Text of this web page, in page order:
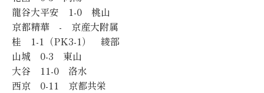
龍谷大平安 1-0 桃山
京都精華 - 京産大附属
桂 1-1（PK3-1） 綾部
山城 0-3 東山
大谷 11-0 洛水
西京 0-11 京都共栄